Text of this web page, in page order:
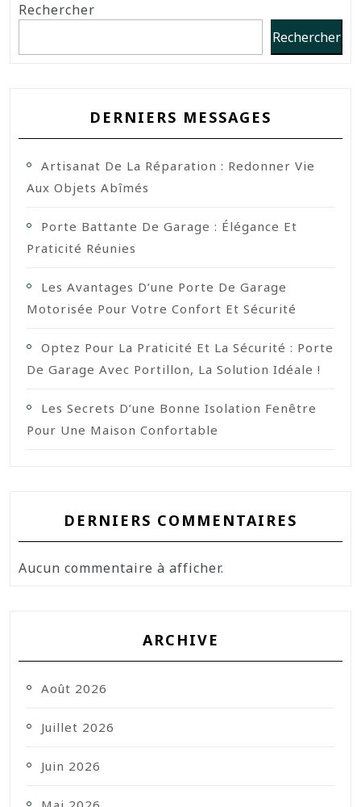
Rechercher
Rechercher
DERNIERS MESSAGES
Artisanat De La Réparation : Redonner Vie
Aux Objets Abîmés
Porte Battante De Garage : Élégance Et
Praticité Réunies
Les Avantages D’une Porte De Garage
Motorisée Pour Votre Confort Et Sécurité
Optez Pour La Praticité Et La Sécurité : Porte
De Garage Avec Portillon, La Solution Idéale !
Les Secrets D’une Bonne Isolation Fenêtre
Pour Une Maison Confortable
DERNIERS COMMENTAIRES
Aucun commentaire à afficher.
ARCHIVE
Août 2026
Juillet 2026
Juin 2026